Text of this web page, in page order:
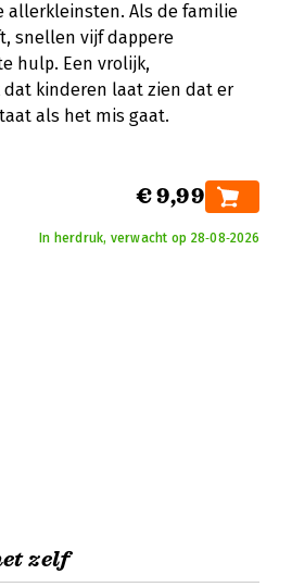
allerkleinsten. Als de familie
snellen vijf dappere
hulp. Een vrolijk,
kinderen laat zien dat er
als het mis gaat.
€ 9,99
In herdruk, verwacht op 28‑08‑2026
zelf